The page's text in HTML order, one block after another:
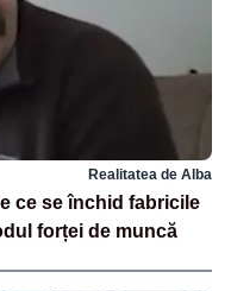
Realitatea de Alba
ce se închid fabricile
forței de muncă